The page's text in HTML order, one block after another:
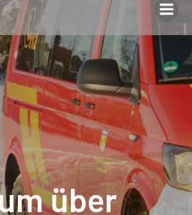
über